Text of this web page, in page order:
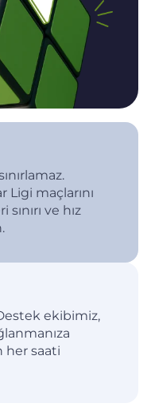
Ligi maçlarını
ve hız
ekibimiz,
her saati